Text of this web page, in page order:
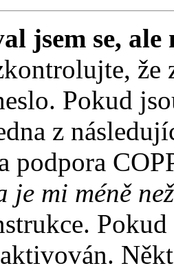
jsem se,
že
Pokud
z
podpora
mi méně